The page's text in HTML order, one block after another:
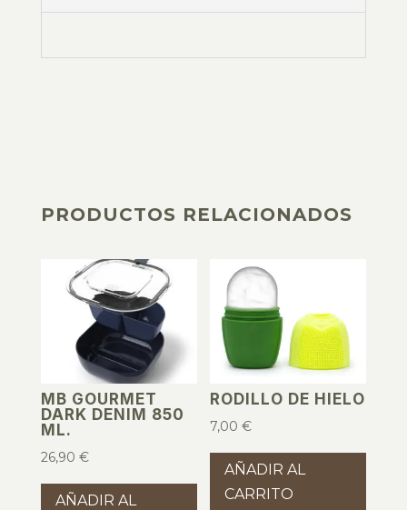
PRODUCTOS RELACIONADOS
MB GOURMET
DARK DENIM 850
ML.
26,90 €
AÑADIR AL
RODILLO DE HIELO
7,00€
AÑADIR AL
CARRITO